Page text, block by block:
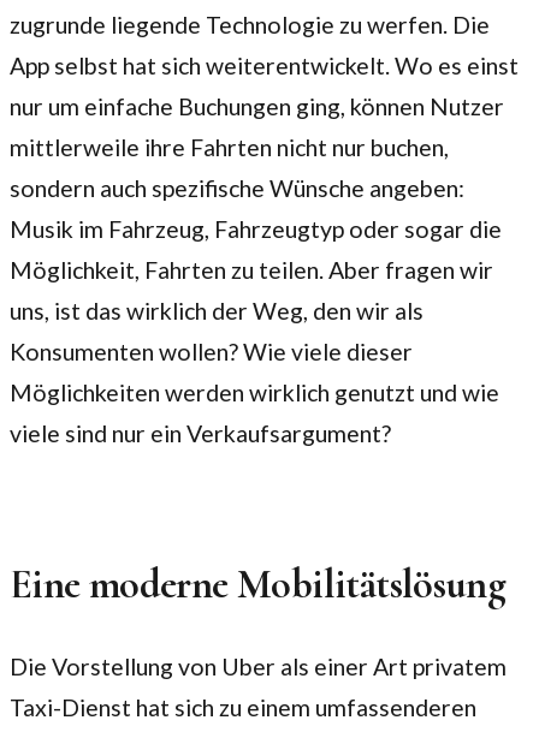
zugrunde liegende Technologie zu werfen. Die
App selbst hat sich weiterentwickelt. Wo es einst
nur um einfache Buchungen ging, können Nutzer
mittlerweile ihre Fahrten nicht nur buchen,
sondern auch spezifische Wünsche angeben:
Musik im Fahrzeug, Fahrzeugtyp oder sogar die
Möglichkeit, Fahrten zu teilen. Aber fragen wir
uns, ist das wirklich der Weg, den wir als
Konsumenten wollen? Wie viele dieser
Möglichkeiten werden wirklich genutzt und wie
viele sind nur ein Verkaufsargument?
Eine moderne Mobilitätslösung
Die Vorstellung von Uber als einer Art privatem
Taxi-Dienst hat sich zu einem umfassenderen